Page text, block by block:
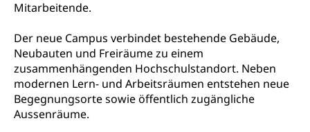
Mitarbeitende.
Der neue Campus verbindet bestehende Gebäude,
Neubauten und Freiräume zu einem
zusammenhängenden Hochschulstandort. Neben
modernen Lern- und Arbeitsräumen entstehen neue
Begegnungsorte sowie öffentlich zugängliche
Aussenräume.
Kranken- und Unfallversicherung
Gesundheitsvorsorge, Wellness, Unfallverhütung,
Tabakprävention, Primärprävention,
Sekundärprävention, Tertiärprävention
Darmkrebsvorsorge
Kantonales Tabakpräventionsprogramm
Soziale Sicherheit
Sozialversicherungen, Sozialpolitik,
Arbeitslosenversicherung,